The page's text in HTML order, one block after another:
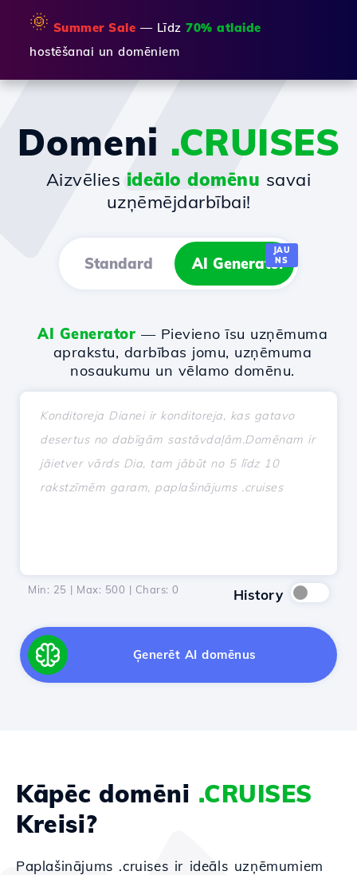
🌞 Summer Sale — Līdz 70% atlaide
hostēšanai un domēniem
Domeni .CRUISES
Aizvēlies ideālo domēnu savai
uzņēmējdarbībai!
Standard AI Generator
JAU
NS
AI Generator — Pievieno īsu uzņēmuma
aprakstu, darbības jomu, uzņēmuma
nosaukumu un vēlamo domēnu.
Min: 25 | Max: 500 | Chars: 0 History
Ģenerēt AI domēnus
Kāpēc domēni .CRUISES
Kreisi?
Paplašinājums .cruises ir ideāls uzņēmumiem